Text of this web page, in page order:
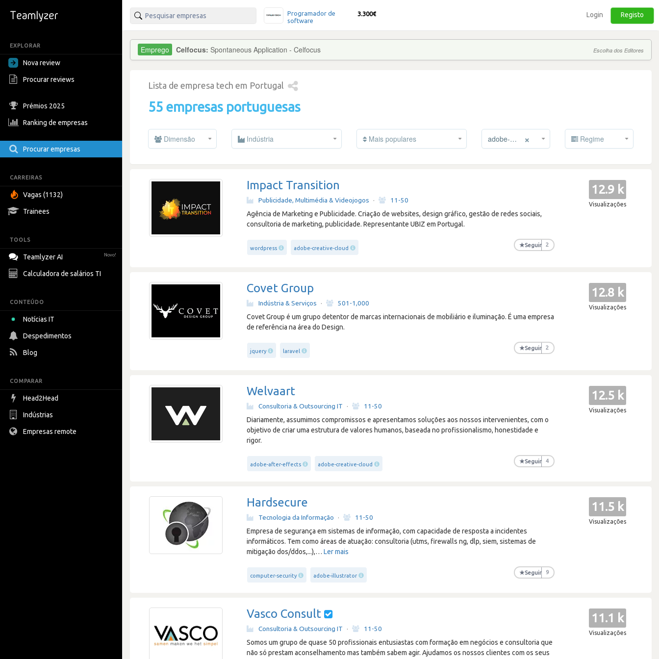
EXPLORAR
Nova review
Procurar reviews
Prémios 2025
Ranking de empresas
Procurar empresas
CARREIRAS
Vagas (1132)
Trainees
TOOLS
Teamlyzer AI Novo!
Calculadora de salários TI
CONTEÚDO
Notícias IT
Despedimentos
Blog
COMPARAR
Head2Head
Indústrias
Empresas remote
Programador de
software
3.300€ Login Registo
Celfocus: Spontaneous Application - Celfocus Escolha dos Editores
Lista de empresa tech em Portugal
55 empresas portuguesas
Dimensão Indústria Mais populares ×
adobe-illustrator Regime
Impact Transition
Publicidade, Multimédia & Videojogos ·
11-50
Agência de Marketing e Publicidade. Criação de websites, design gráfico, gestão de redes sociais,
consultoria de marketing, publicidade. Representante UBIZ em Portugal.
wordpress adobe-creative-cloud
★Seguir 2
12.9 k
Visualizações
Covet Group
Indústria & Serviços ·
501-1,000
Covet Group é um grupo detentor de marcas internacionais de mobiliário e iluminação. É uma empresa
de referência na área do Design.
jquery laravel
★Seguir 2
12.8 k
Visualizações
Welvaart
Consultoria & Outsourcing IT ·
11-50
Diariamente, assumimos compromissos e apresentamos soluções aos nossos intervenientes, com o
objetivo de criar uma estrutura de valores humanos, baseada no profissionalismo, honestidade e
rigor.
adobe-after-effects adobe-creative-cloud
★Seguir 4
12.5 k
Visualizações
Hardsecure
Tecnologia da Informação ·
11-50
Empresa de segurança em sistemas de informação, com capacidade de resposta a incidentes
informáticos. Tem como áreas de atuação: consultoria (utms, firewalls ng, dlp, siem, sistemas de
mitigação dos/ddos,...),…Ler mais
computer-security adobe-illustrator
★Seguir 9
11.5 k
Visualizações
Vasco Consult
Consultoria & Outsourcing IT ·
11-50
Somos um grupo de quase 50 profissionais entusiastas com formação em negócios e consultoria que
não só prestam aconselhamento mas também sabem agir. Ajudamos os nossos clientes com os seus
11.1 k
Visualizações